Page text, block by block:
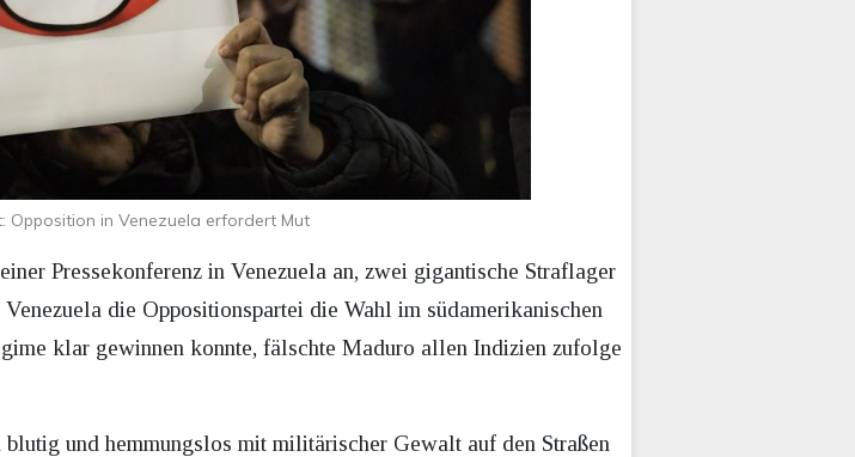
Opposition in Venezuela erfordert Mut
Pressekonferenz in Venezuela an, zwei gigantische Straflager
die Oppositionspartei die Wahl im südamerikanischen
klar gewinnen konnte, fälschte Maduro allen Indizien zufolge
und hemmungslos mit militärischer Gewalt auf den Straßen